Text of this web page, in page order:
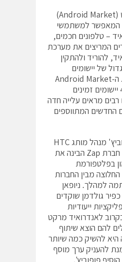
אנדרואיד מרקט (Android Market)
המאפשר למשתמשי
– טלפונים חכמים,
המריצים את מערכת
להוריד ולהתקין
של יישומים
בתשלום ובחינם. ה-Android Market
מכיל כ- 42,000 יישומים זמינים
רבים מראים עלייה חדה
החדשים המתווספים
לדברי דודי פופוביץ' מנהל מותג HTC
בניופאן טלקום : חברת Zap הבינה את
בפלטפורמת
החלוצה מבין החברות
למהלך. ניופאן
גולדמן שוקדים
ייעודיות
לאנדרואיד מרקט
להם הוצא שיתוף
להשיק כמה שיותר
להעניק ערך מוסף
פופוביץ'.